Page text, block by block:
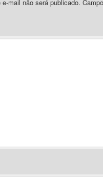
mail não será publicado.